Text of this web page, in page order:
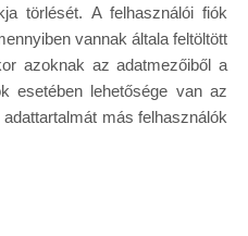
törlését. A felhasználói fiók
vannak általa feltöltött
azoknak az adatmezőiből a
esetében lehetősége van az
más felhasználók